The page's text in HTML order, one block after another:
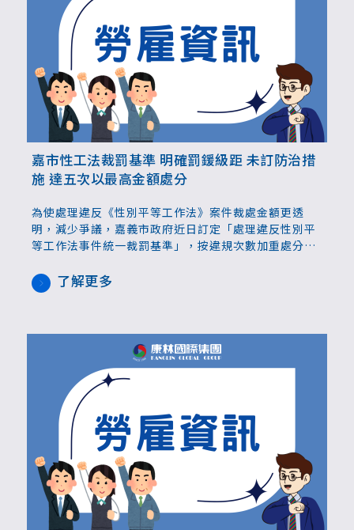
嘉市性工法裁罰基準 明確罰鍰級距 未訂防治措
施 達五次以最高金額處分
為使處理違反《性別平等工作法》案件裁處金額更透
明，減少爭議，嘉義市政府近日訂定「處理違反性別平
等工作法事件統一裁罰基準」，按違規次數加重處分。
誡或懲戒規範，或未於工作場所公開揭示，首次違規可
處2萬元以上4萬元以下罰鍰，再次違規加重至5萬元以
了解更多